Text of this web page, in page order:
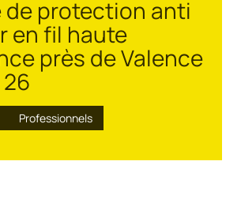
de protection anti
en fil haute
près de Valence
Professionnels